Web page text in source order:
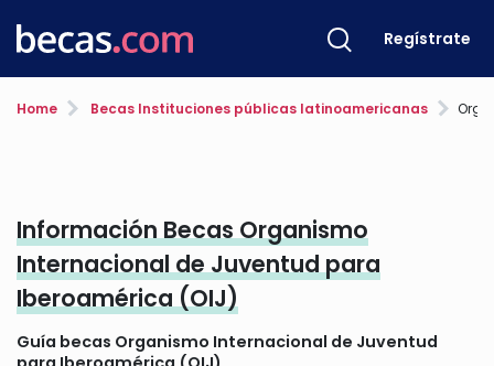
Regístrate
Home Becas Instituciones públicas latinoamericanas
Información Becas Organismo
Internacional de Juventud para
Iberoamérica (OIJ)
Guía becas Organismo Internacional de Juventud